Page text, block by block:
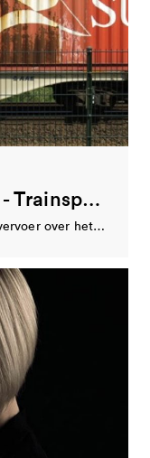
De functie van stedelijk cultuurhistorisch museum wordt vervuld door Eindhoven Museum. Hieronder vind je het…
Carte Blanche (1995) wil met theatervoorstellingen een verbinding leggen tussen de wereld van de vergeten…
Manshanden op straat - Trainspotting
Een beeldverslag van het containervervoer over het spoor in Eindhoven met korte informatieve teksten. Vanaf…